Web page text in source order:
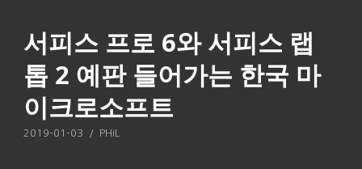
서피스 프로 6와 서피스 랩
톱 2 예판 들어가는 한국 마
이크로소프트
2019-01-03 / PHiL